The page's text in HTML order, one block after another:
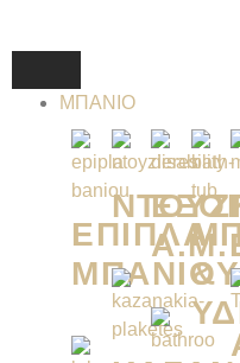
ΜΠΑΝΙΟ
ΈΠΙΠΛΑ
ΜΠΆΝΙΟΥ
&